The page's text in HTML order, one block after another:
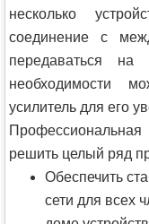
несколько
соединение с
передаваться
необходимости
усилитель для его
решить целый ряд
Обеспечить
сети для всех